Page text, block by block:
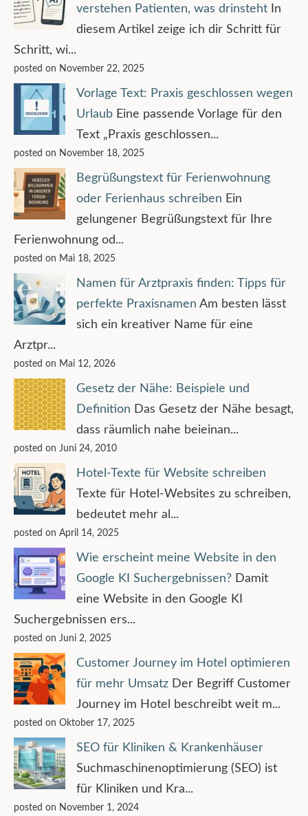
verstehen Patienten, was drinsteht
In
diesem Artikel zeige ich dir Schritt für
Schritt, wi...
posted on November 22, 2025
Vorlage Text: Praxis geschlossen wegen
Urlaub Eine passende Vorlage für den
Text „Praxis geschlossen...
posted on November 18, 2025
Begrüßungstext für Ferienwohnung
oder Ferienhaus schreiben Ein
gelungener Begrüßungstext für Ihre
Ferienwohnung od...
posted on Mai 18, 2025
Namen für Arztpraxis finden: Tipps für
perfekte Praxisnamen Am besten lässt
sich ein kreativer Name für eine
Arztpr...
posted on Mai 12, 2026
Gesetz der Nähe: Beispiele und
Definition Das Gesetz der Nähe besagt,
dass räumlich nahe beieinan...
posted on Juni 24, 2010
Hotel-Texte für Website schreiben
Texte für Hotel-Websites zu schreiben,
bedeutet mehr al...
posted on April 14, 2025
Wie erscheint meine Website in den
Google KI Suchergebnissen? Damit
eine Website in den Google KI
Suchergebnissen ers...
posted on Juni 2, 2025
Customer Journey im Hotel optimieren
für mehr Umsatz Der Begriff Customer
Journey im Hotel beschreibt weit m...
posted on Oktober 17, 2025
SEO für Kliniken & Krankenhäuser
Suchmaschinenoptimierung (SEO) ist
für Kliniken und Kra...
posted on November 1, 2024